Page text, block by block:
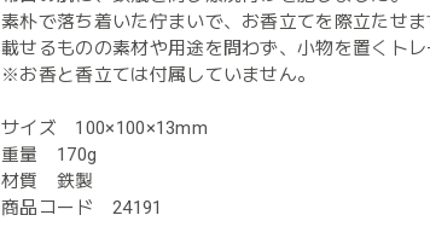
素朴で落ち着いた佇まいで、お香立てを際立たせま
載せるものの素材や用途を問わず、小物を置くト
※お香と香立ては付属していません。
サイズ 100×100×13mm
重量 170g
材質 鉄製
商品コード 24191